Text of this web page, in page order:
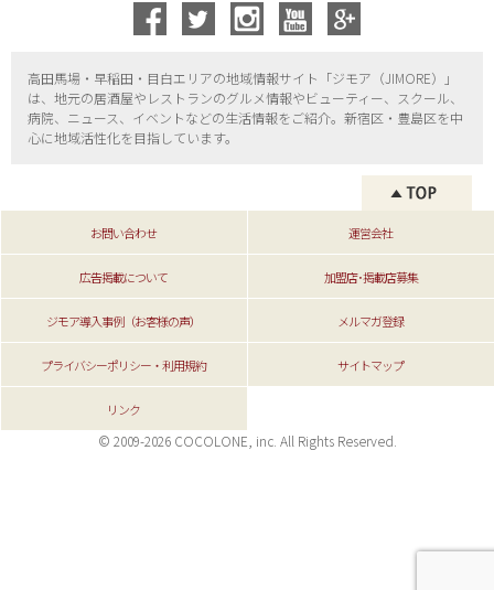
高田馬場・早稲田・目白エリアの地域情報サイト「ジモア（JIMORE）」
は、地元の居酒屋やレストランのグルメ情報やビューティー、
スクール、
病院、ニュース、イベントなどの生活情報をご紹介。新宿区・ 豊島区を中
心に地域活性化を目指しています。
お問い合わせ 運営会社
広告掲載について 加盟店･掲載店募集
ジモア導入事例（お客様の声） メルマガ登録
プライバシーポリシー・利用規約 サイトマップ
リンク
© 2009-2026 COCOLONE, inc. All Rights Reserved.